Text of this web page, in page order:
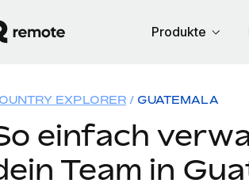
Produkte
EXPLORER GUATEMALA
einfach
Team in